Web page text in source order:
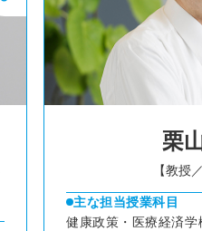
栗
【教授
主な担当授業科目
健康政策・医療経済